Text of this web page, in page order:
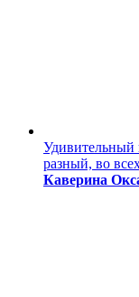
Удивительный
разный, во
Каверина